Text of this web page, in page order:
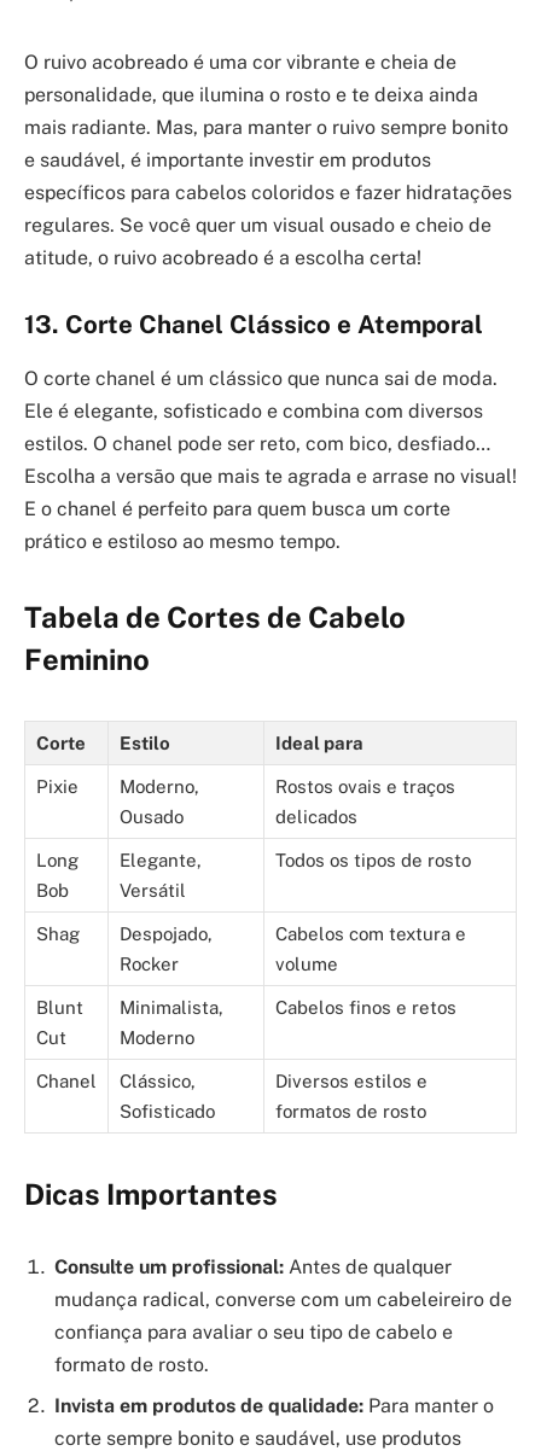
O ruivo acobreado é uma cor vibrante e cheia de
personalidade, que ilumina o rosto e te deixa ainda
mais radiante. Mas, para manter o ruivo sempre bonito
e saudável, é importante investir em produtos
específicos para cabelos coloridos e fazer hidratações
regulares. Se você quer um visual ousado e cheio de
atitude, o ruivo acobreado é a escolha certa!
13. Corte Chanel Clássico e Atemporal
O corte chanel é um clássico que nunca sai de moda.
Ele é elegante, sofisticado e combina com diversos
estilos. O chanel pode ser reto, com bico, desfiado…
Escolha a versão que mais te agrada e arrase no visual!
E o chanel é perfeito para quem busca um corte
prático e estiloso ao mesmo tempo.
Tabela de Cortes de Cabelo
Feminino
Corte Estilo Ideal para
Pixie
Moderno,
Ousado
Rostos ovais e traços
delicados
Long
Bob
Elegante,
Versátil
Todos os tipos de rosto
Shag
Despojado,
Rocker
Cabelos com textura e
volume
Blunt
Cut
Minimalista,
Moderno
Cabelos finos e retos
Chanel
Clássico,
Sofisticado
Diversos estilos e
formatos de rosto
Dicas Importantes
Consulte um profissional: Antes de qualquer
mudança radical, converse com um cabeleireiro de
confiança para avaliar o seu tipo de cabelo e
formato de rosto.
Invista em produtos de qualidade: Para manter o
corte sempre bonito e saudável, use produtos